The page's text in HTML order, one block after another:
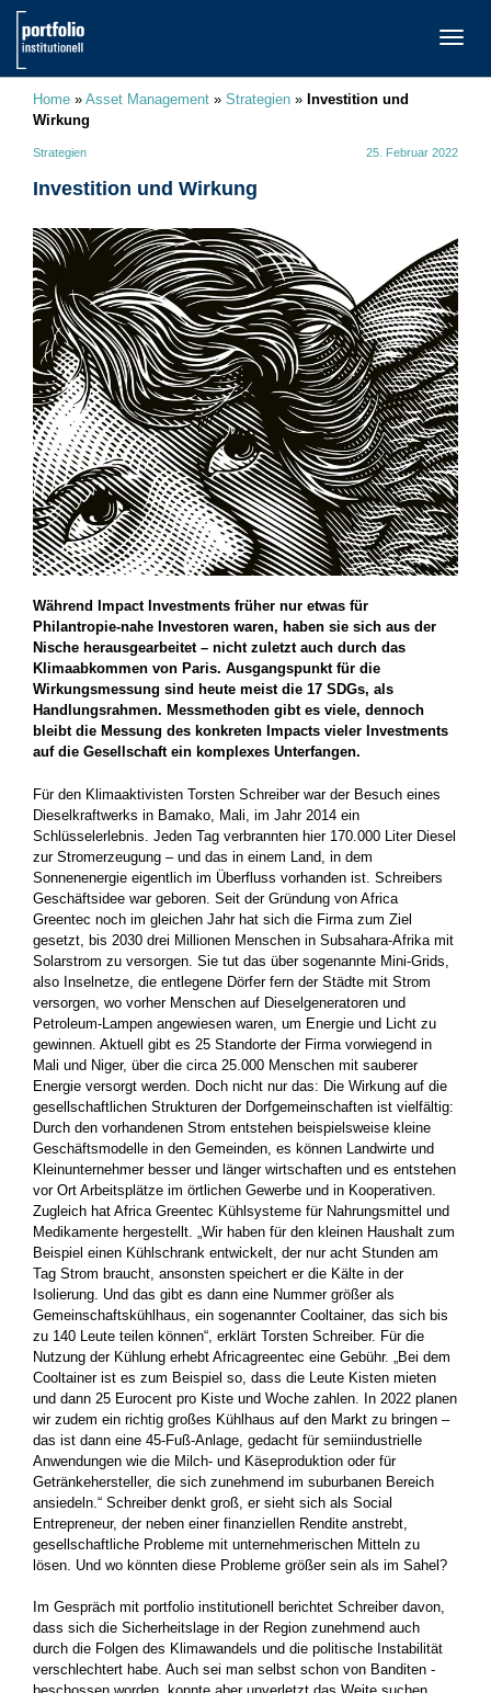
Home » Asset Management » Strategien » Investition und
Wirkung
Strategien 25. Februar 2022
Investition und Wirkung
Während Impact Investments früher nur etwas für
Philantropie-nahe Investoren waren, haben sie sich aus der
Nische heraus­gearbeitet – nicht zuletzt auch durch das
Klimaabkommen von ­Paris. Ausgangspunkt für die
Wirkungsmessung sind heute meist die 17 SDGs, als
Handlungsrahmen. Messmethoden gibt es viele, dennoch
bleibt die ­Messung des ­konkreten Impacts vieler Investments
auf die ­Gesellschaft ein ­komplexes Unterfangen.
Für den Klimaaktivisten Torsten Schreiber war der Besuch eines
Dieselkraftwerks in Bamako, Mali, im Jahr 2014 ein
Schlüsselerlebnis. ­Jeden Tag verbrannten hier 170.000 Liter Diesel
zur Strom­erzeugung – und das in einem Land, in dem
Sonnenenergie eigentlich im Überfluss vorhanden ist. Schreibers
Geschäftsidee war ­geboren. Seit der Gründung von Africa
Greentec noch im gleichen Jahr hat sich die Firma zum Ziel
gesetzt, bis 2030 drei Millionen Menschen in Subsahara-Afrika mit
Solarstrom zu versorgen. Sie tut das über sogenannte Mini-Grids,
also Inselnetze, die entlegene Dörfer fern der Städte mit Strom
versorgen, wo vorher Menschen auf Diesel­generatoren und
Petroleum-Lampen angewiesen waren, um Energie und Licht zu
gewinnen. Aktuell gibt es 25 Standorte der Firma vorwiegend in
Mali und Niger, über die circa 25.000 Menschen mit sauberer
Energie versorgt werden. Doch nicht nur das: Die ­Wirkung auf die
gesellschaftlichen Strukturen der Dorfgemeinschaften ist vielfältig:
Durch den vorhandenen Strom entstehen­ beispielsweise kleine
Geschäftsmodelle in den Gemeinden, es können Landwirte und
Kleinunternehmer besser und ­länger wirtschaften und es ­entstehen
vor Ort Arbeitsplätze im örtlichen ­Gewerbe und in ­Kooperativen.
Zugleich hat Africa Greentec ­Kühlsysteme für ­Nahrungsmittel und
Medikamente hergestellt. „Wir haben für den kleinen Haushalt zum
Beispiel einen Kühlschrank entwickelt, der nur acht Stunden am
Tag Strom braucht, ansonsten speichert er die Kälte in der
Isolierung. Und das gibt es dann eine Nummer größer als
Gemeinschaftskühlhaus, ein ­sogenannter Cooltainer, das sich bis
zu 140 Leute teilen können“, erklärt Torsten Schreiber. Für die
Nutzung der Kühlung ­erhebt ­Africagreentec eine Gebühr. „Bei dem
Cooltainer ist es zum ­Beispiel so, dass die Leute Kisten mieten
und dann 25 Eurocent pro Kiste und Woche zahlen. In 2022 planen
wir zudem ein richtig­ ­großes Kühlhaus auf den Markt zu bringen –
das ist dann ­eine 45-Fuß-Anlage, gedacht für semiindustrielle
Anwendungen wie die Milch- und Käseproduktion oder für
Getränkehersteller, die sich zunehmend im suburbanen Bereich
ansiedeln.“ Schreiber denkt groß, er sieht sich als Social
Entrepreneur, der neben einer ­finanziellen Rendite anstrebt,
gesellschaftliche Probleme mit ­unternehmerischen Mitteln zu
lösen. Und wo könnten diese ­Probleme größer sein als im Sahel?
Im Gespräch mit portfolio institutionell berichtet Schreiber davon,
dass sich die Sicherheitslage in der Region zunehmend auch
durch die Folgen des Klimawandels und die politische Instabilität
verschlechtert habe. Auch sei man selbst schon von Banditen ­